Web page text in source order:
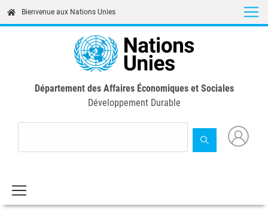
content
Bienvenue aux Nations Unies
Département des Affaires Économiques et Sociales
Développement Durable